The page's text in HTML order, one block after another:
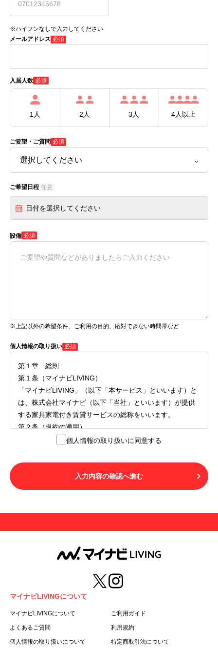
※ハイフンなしで入力してください
メールアドレス 必須
入居人数 必須
1人 2人 3人 4人以上
ご要望・ご質問 必須
ご希望日程 任意
日付を選択してください
設備 必須
※上記以外の希望条件、ご利用の目的、応対できない時間帯など
個人情報の取り扱い 必須
第１章 総則
第１条（マイナビLIVING）
「マイナビLIVING」（以下「本サービス」といいます）と
は、株式会社マイナビ（以下「当社」といいます）が提供
する家具家電付き賃貸サービスの総称をいいます。
第２条（規約の適用）
１.本サービスを利用する者（以下「利用者」といいます）
LIVINGご契約にあたり取得する個人情報の取り扱いについ
て」の内容をすべて承諾したものとみなされます。不承諾
の意思表示は、本サービスを利用しないことをもってのみ
用することはできません。
第３条（用語の定義）
１.「本サ―ビス」とは、第１章第１条で規定する当社が運
営するマイナビLIVINGを意味します。
２.「利用者」とは、第１章第２条に規定する本サービスを
利用する個人を意味します。
３.「本サイト」とは、当社が運営する本サービスに関する
ます。
個人情報の取り扱いに同意する
入力内容の確認へ進む
マイナビLIVINGについて
マイナビLIVINGについて ご利用ガイド
よくあるご質問 利用規約
個人情報の取り扱いについて 特定商取引法について